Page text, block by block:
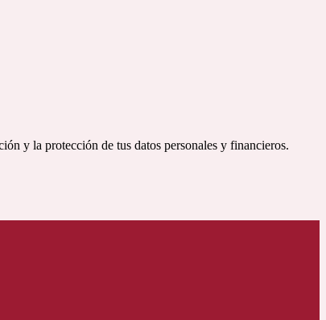
y la protección de tus datos personales y financieros.